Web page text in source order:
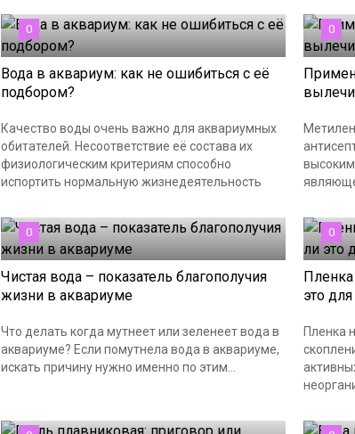
0
Вода в аквариум: как не ошибиться с её
подбором?
Качество воды очень важно для аквариумных
обитателей. Несоответствие её состава их
физиологическим критериям способно
испортить нормальную жизнедеятельность
0
0
Чистая вода – показатель благополучия
жизни в аквариуме
Что делать когда мутнеет или зеленеет вода в
аквариуме? Если помутнела вода в аквариуме,
искать причину нужно именно по этим...
0
это
Пленка